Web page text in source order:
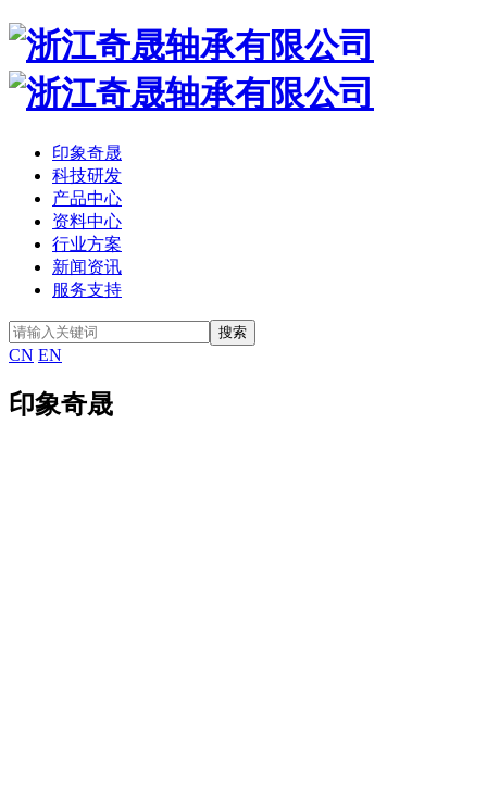
印象奇晟
科技研发
产品中心
资料中心
行业方案
新闻资讯
服务支持
CN EN
印象奇晟